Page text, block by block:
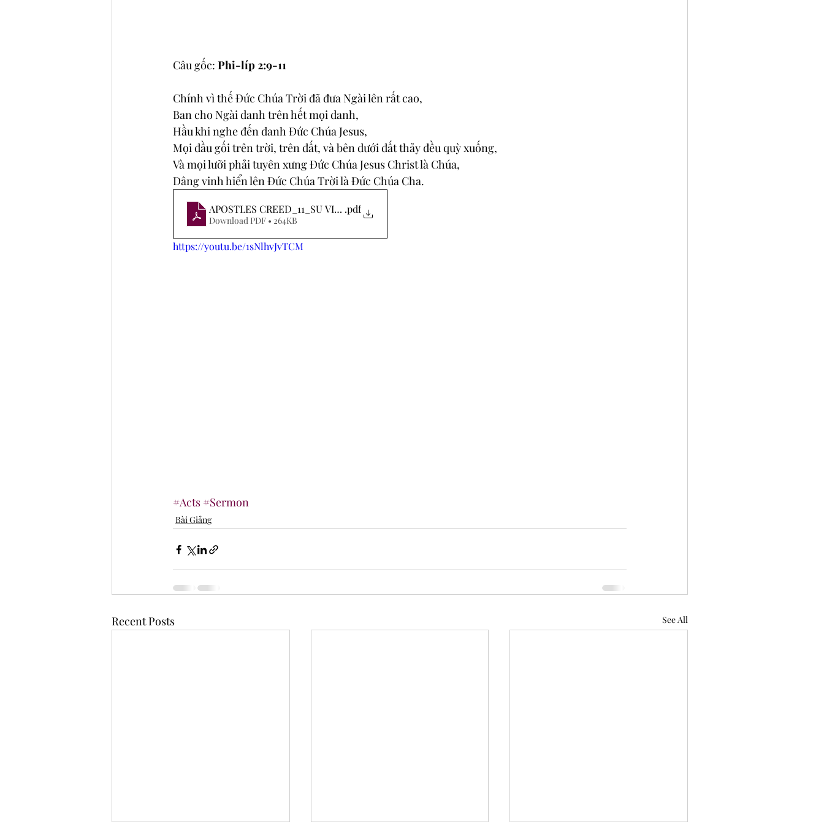
Câu gốc: Phi-líp 2:9-11
Chính vì thế Ðức Chúa Trời đã đưa Ngài lên rất cao,
Ban cho Ngài danh trên hết mọi danh,
Hầu khi nghe đến danh Ðức Chúa Jesus,
Mọi đầu gối trên trời, trên đất, và bên dưới đất thảy đều quỳ xuống,
Và mọi lưỡi phải tuyên xưng Ðức Chúa Jesus Christ là Chúa,
Dâng vinh hiển lên Ðức Chúa Trời là Ðức Chúa Cha.
APOSTLES CREED_11_SU VINH HIEN
.pdf
Download PDF • 264KB
https://youtu.be/1sNlhvJvTCM
#Acts #Sermon
Bài Giảng
Recent Posts See All